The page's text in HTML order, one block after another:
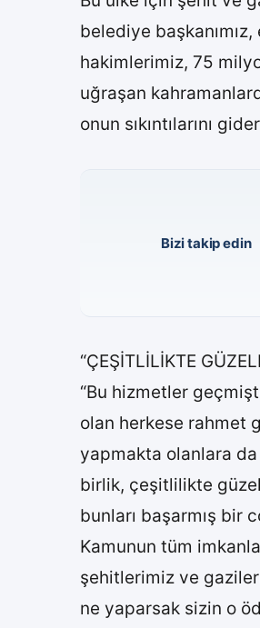
belediye
hakimlerimiz, 75
uğraşan
onun sıkıntılarını
Bizi takip edin
“ÇEŞİTLİLİKTE
“Bu hizmetler
olan herkese rahmet
yapmakta olanlara
birlik, çeşitlilikte
bunları başarmış bir
Kamunun tüm
şehitlerimiz ve
ne yaparsak sizin o